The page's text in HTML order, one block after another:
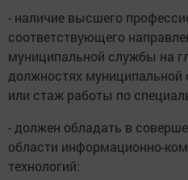
- наличие высшего
соответствующего
муниципальной службы на
должностях муниципальной
или стаж работы по
- должен обладать в
области информационно-
технологий: